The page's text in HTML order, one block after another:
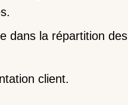
dans la répartition des
client.